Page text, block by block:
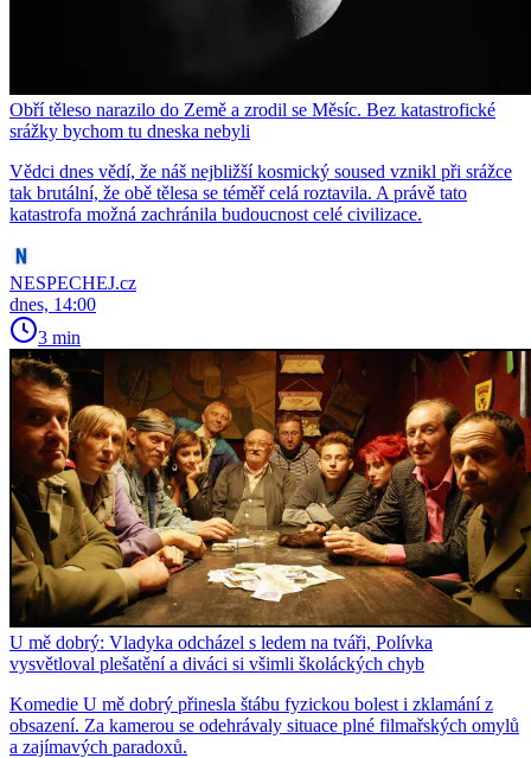
Obří těleso narazilo do Země a zrodil se Měsíc. Bez katastrofické
srážky bychom tu dneska nebyli
Vědci dnes vědí, že náš nejbližší kosmický soused vznikl při srážce
tak brutální, že obě tělesa se téměř celá roztavila. A právě tato
katastrofa možná zachránila budoucnost celé civilizace.
NESPECHEJ.cz
dnes, 14:00
3 min
U mě dobrý: Vladyka odcházel s ledem na tváři, Polívka
vysvětloval plešatění a diváci si všimli školáckých chyb
Komedie U mě dobrý přinesla štábu fyzickou bolest i zklamání z
obsazení. Za kamerou se odehrávaly situace plné filmařských omylů
a zajímavých paradoxů.